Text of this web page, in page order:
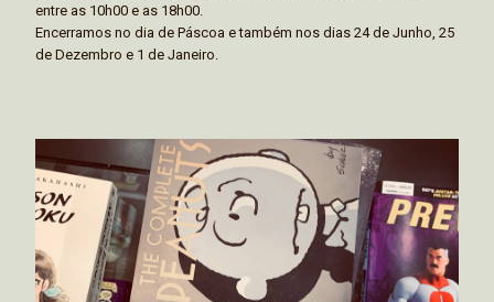
entre as 10h00 e as 18h00.
Encerramos no dia de Páscoa e também nos dias 24 de Junho, 25
de Dezembro e 1 de Janeiro.